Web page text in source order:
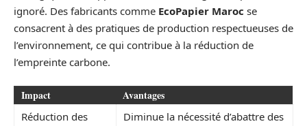
ignoré. Des fabricants comme EcoPapier Maroc se
consacrent à des pratiques de production respectueuses de
l’environnement, ce qui contribue à la réduction de
l’empreinte carbone.
Impact Avantages
Réduction des
Diminue la nécessité d’abattre des